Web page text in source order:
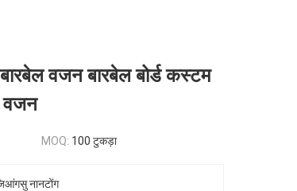
वजन बारबेल बोर्ड कस्टम
वजन
MOQ: 100 टुकड़ा
नानटोंग